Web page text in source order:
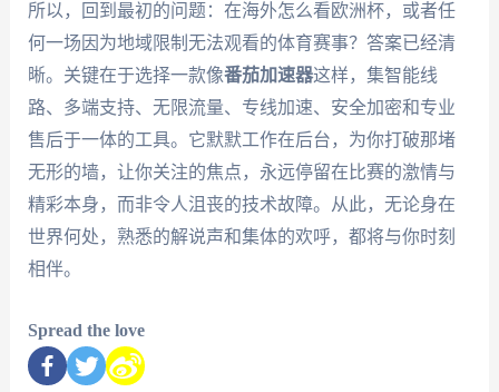
所以，回到最初的问题：在海外怎么看欧洲杯，或者任
何一场因为地域限制无法观看的体育赛事？答案已经清
晰。关键在于选择一款像番茄加速器这样，集智能线
路、多端支持、无限流量、专线加速、安全加密和专业
售后于一体的工具。它默默工作在后台，为你打破那堵
无形的墙，让你关注的焦点，永远停留在比赛的激情与
精彩本身，而非令人沮丧的技术故障。从此，无论身在
世界何处，熟悉的解说声和集体的欢呼，都将与你时刻
相伴。
Spread the love